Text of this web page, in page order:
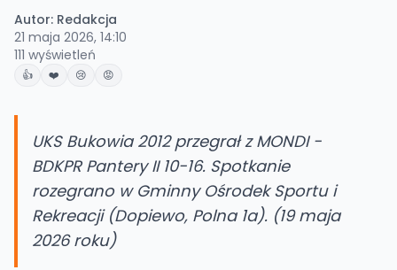
Autor: Redakcja
21 maja 2026, 14:10
111 wyświetleń
👍 ❤️ 😢 😡
UKS Bukowia 2012 przegrał z MONDI -
BDKPR Pantery II 10-16. Spotkanie
rozegrano w Gminny Ośrodek Sportu i
Rekreacji (Dopiewo, Polna 1a). (19 maja
2026 roku)